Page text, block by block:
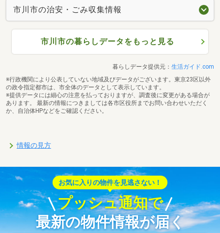
市川市の治安・ごみ収集情報
市川市の暮らしデータをもっと見る
暮らしデータ提供元： 生活ガイド.com
※行政機関により公表していない地域及びデータがございます。東京23区以外
の政令指定都市は、市全体のデータとして表示しています。
※提供データには細心の注意を払っておりますが、調査後に変更がある場合が
あります。 最新の情報につきましては各市区役所までお問い合わせいただく
か、自治体HPなどをご確認ください。
情報の見方
お気に入りの物件を見逃さない！
プッシュ通知で
最新の物件情報が届く